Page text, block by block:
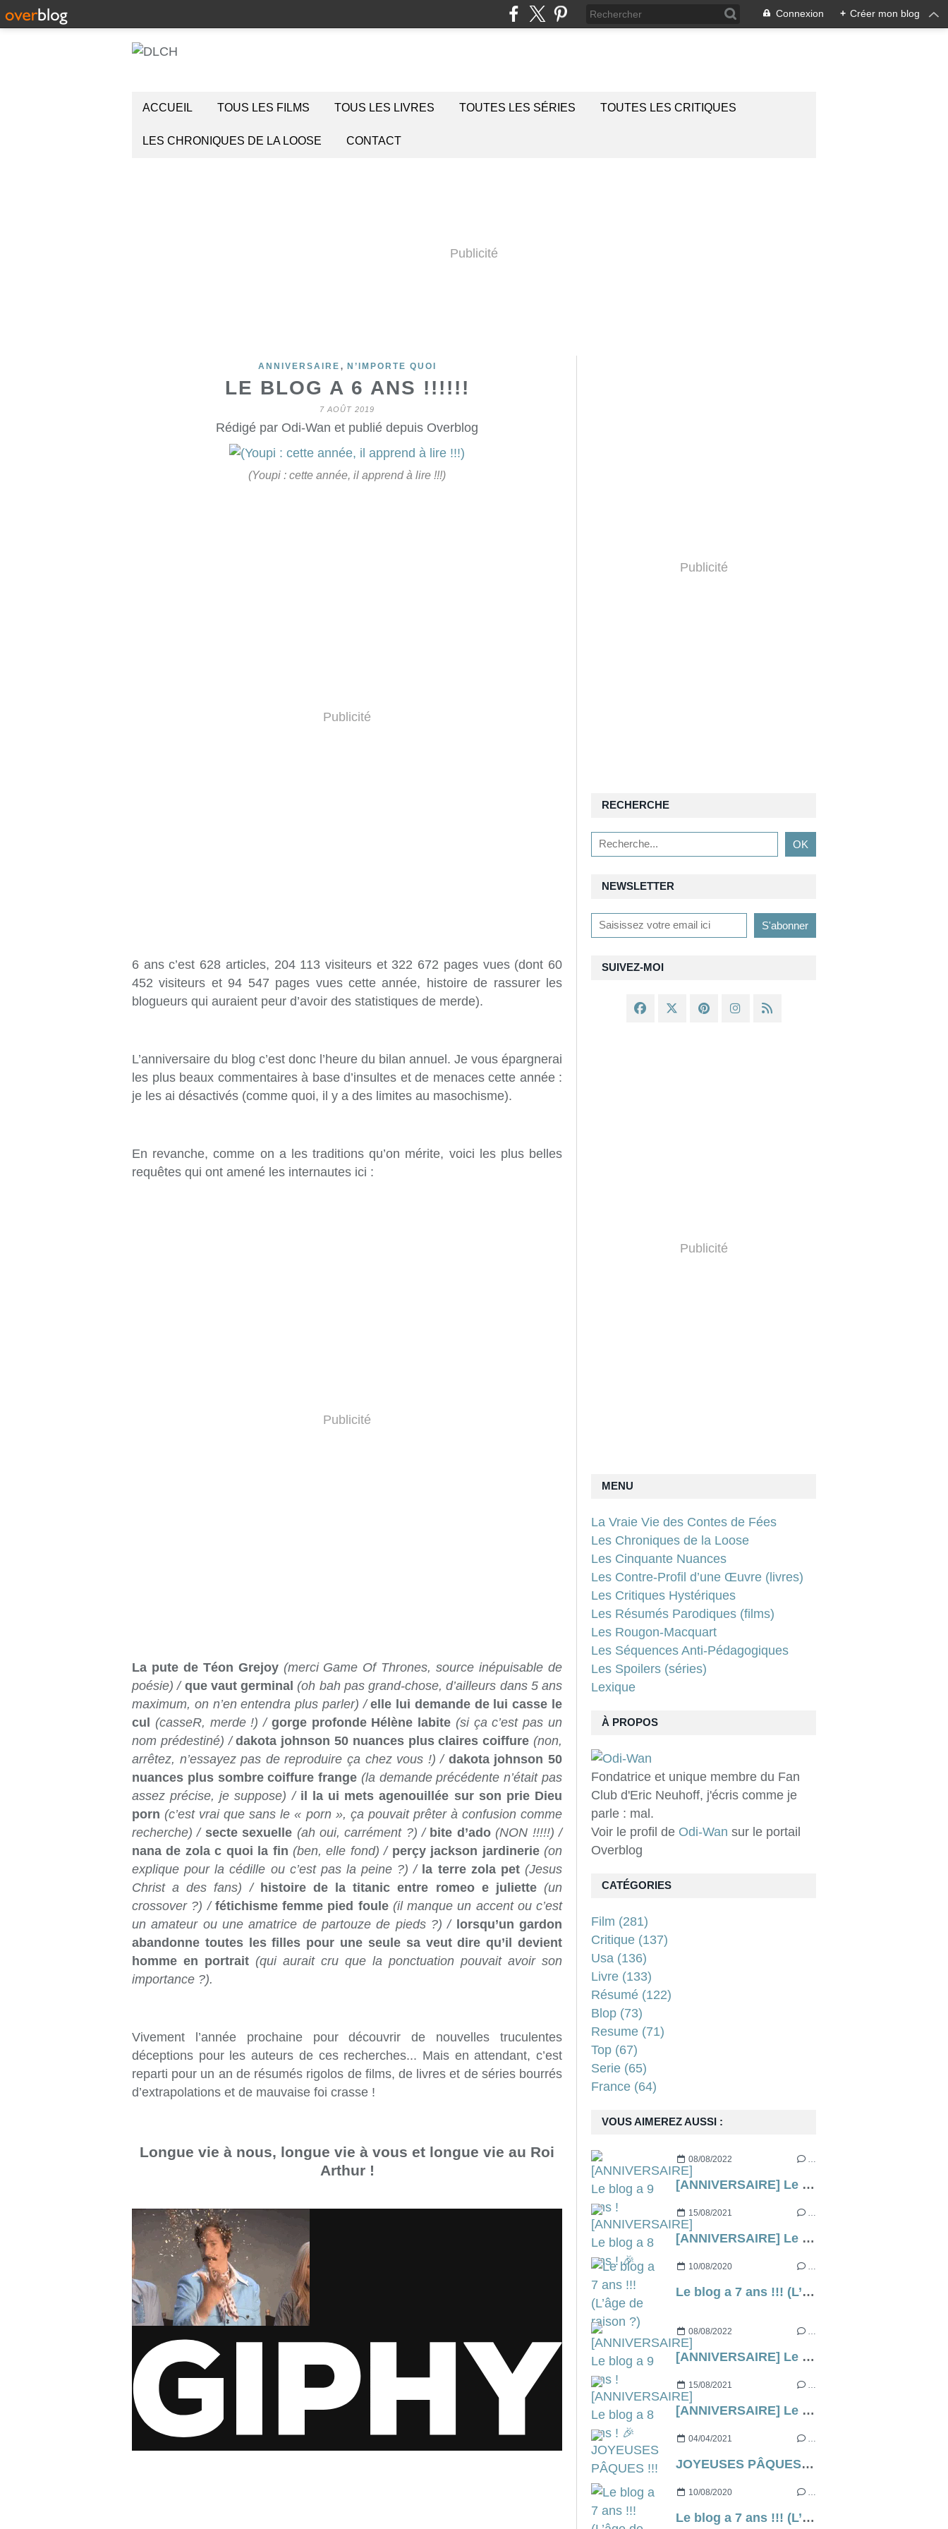
Connexion + Créer mon blog
ACCUEIL TOUS LES FILMS TOUS LES LIVRES TOUTES LES SÉRIES TOUTES LES CRITIQUES
LES CHRONIQUES DE LA LOOSE CONTACT
Publicité
ANNIVERSAIRE , N’IMPORTE QUOI
LE BLOG A 6 ANS !!!!!!
7 AOÛT 2019
Rédigé par Odi-Wan et publié depuis Overblog
(Youpi : cette année, il apprend à lire !!!)
Publicité
6 ans c’est 628 articles, 204 113 visiteurs et 322 672 pages vues (dont 60
452 visiteurs et 94 547 pages vues cette année, histoire de rassurer les
blogueurs qui auraient peur d’avoir des statistiques de merde).
L’anniversaire du blog c’est donc l’heure du bilan annuel. Je vous épargnerai
les plus beaux commentaires à base d’insultes et de menaces cette année :
je les ai désactivés (comme quoi, il y a des limites au masochisme).
En revanche, comme on a les traditions qu’on mérite, voici les plus belles
requêtes qui ont amené les internautes ici :
Publicité
La pute de Téon Grejoy(merci Game Of Thrones, source inépuisable de
poésie) / que vaut germinal (oh bah pas grand-chose, d’ailleurs dans 5 ans
maximum, on n’en entendra plus parler) /elle lui demande de lui casse le
cul (casseR, merde !) / gorge profonde Hélène labite (si ça c’est pas un
nom prédestiné) /dakota johnson 50 nuances plus claires coiffure (non,
arrêtez, n’essayez pas de reproduire ça chez vous !) / dakota johnson 50
nuances plus sombre coiffure frange (la demande précédente n’était pas
assez précise, je suppose) / il la ui mets agenouillée sur son prie Dieu
porn (c’est vrai que sans le « porn », ça pouvait prêter à confusion comme
recherche) / secte sexuelle (ah oui, carrément ?) / bite d’ado(NON !!!!!) /
nana de zola c quoi la fin (ben, elle fond) / perçy jackson jardinerie(on
explique pour la cédille ou c’est pas la peine ?) / la terre zola pet (Jesus
Christ a des fans) / histoire de la titanic entre romeo e juliette (un
crossover ?) / fétichisme femme pied foule (il manque un accent ou c’est
un amateur ou une amatrice de partouze de pieds ?) / lorsqu’un gardon
abandonne toutes les filles pour une seule sa veut dire qu’il devient
homme en portrait (qui aurait cru que la ponctuation pouvait avoir son
importance ?).
Vivement l’année prochaine pour découvrir de nouvelles truculentes
déceptions pour les auteurs de ces recherches... Mais en attendant, c’est
reparti pour un an de résumés rigolos de films, de livres et de séries bourrés
d’extrapolations et de mauvaise foi crasse !
Longue vie à nous, longue vie à vous et longue vie au Roi
Arthur !
Publicité
NEWSLETTER
SUIVEZ-MOI
RECHERCHE
À PROPOS
Fondatrice et unique membre du Fan
Club d'Eric Neuhoff, j'écris comme je
parle : mal.
Voir le profil de Odi-Wan sur le portail
Overblog
Publicité
VOUS AIMEREZ AUSSI :
08/08/2022 …
[ANNIVERSAIRE] Le blog a 9 ans !
15/08/2021 …
[ANNIVERSAIRE] Le blog a 8 ans ! 🎉
10/08/2020 …
Le blog a 7 ans !!! (L’âge de raison ?)
08/08/2022 …
[ANNIVERSAIRE] Le blog a 9 ans !
15/08/2021 …
[ANNIVERSAIRE] Le blog a 8 ans ! 🎉
04/04/2021 …
JOYEUSES PÂQUES !!!
10/08/2020 …
Le blog a 7 ans !!! (L’âge de raison ?)
MENU
La Vraie Vie des Contes de Fées
Les Chroniques de la Loose
Les Cinquante Nuances
Les Contre-Profil d’une Œuvre (livres)
Les Critiques Hystériques
Les Résumés Parodiques (films)
Les Rougon-Macquart
Les Séquences Anti-Pédagogiques
Les Spoilers (séries)
Lexique
CATÉGORIES
Film (281)
Critique (137)
Usa (136)
Livre (133)
Résumé (122)
Blop (73)
Resume (71)
Top (67)
Serie (65)
France (64)